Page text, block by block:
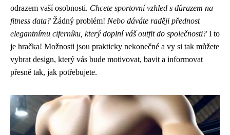
odrazem vaší osobnosti. Chcete sportovní vzhled s důrazem na
fitness data? Žádný problém! Nebo dáváte raději přednost
elegantnímu ciferníku, který doplní váš outfit do společnosti? I to
je hračka! Možnosti jsou prakticky nekonečné a vy si tak můžete
vybrat design, který vás bude motivovat, bavit a informovat
přesně tak, jak potřebujete.